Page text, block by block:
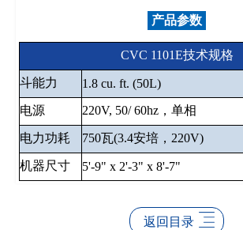
产品参数
CVC 1101E技术规格
斗能力
1.8 cu. ft. (50L)
电源
220V, 50/ 60hz，单相
电力功耗 750瓦(3.4安培，220V)
机器尺寸 5'-9" x 2'-3" x 8'-7"
返回目录